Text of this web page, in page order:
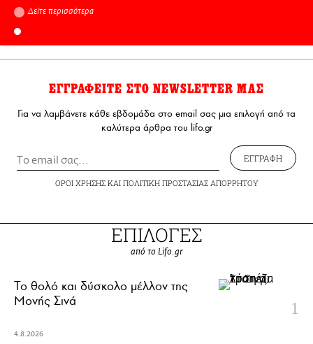
Δείτε περισσότερα
ΕΓΓΡΑΦΕΙΤΕ ΣΤΟ NEWSLETTER ΜΑΣ
Για να λαμβάνετε κάθε εβδομάδα στο email σας μια επιλογή από τα
καλύτερα άρθρα του lifo.gr
ΕΓΓΡΑΦΗ
ΟΡΟΙ ΧΡΗΣΗΣΚΑΙ ΠΟΛΙΤΙΚΗ ΠΡΟΣΤΑΣΙΑΣ ΑΠΟΡΡΗΤΟΥ
ΕΠΙΛΟΓΕΣ
από το Lifo.gr
Το θολό και δύσκολο μέλλον της
Μονής Σινά
4.8.2026